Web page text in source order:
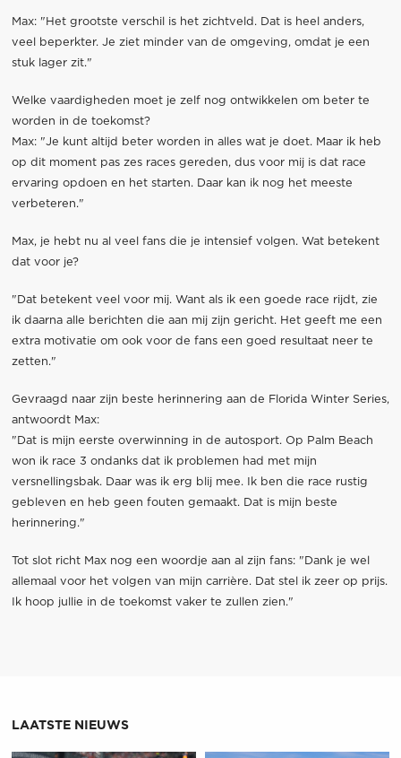
Max: "Het grootste verschil is het zichtveld. Dat is heel anders,
veel beperkter. Je ziet minder van de omgeving, omdat je een
stuk lager zit."
Welke vaardigheden moet je zelf nog ontwikkelen om beter te
worden in de toekomst?
Max: "Je kunt altijd beter worden in alles wat je doet. Maar ik heb
op dit moment pas zes races gereden, dus voor mij is dat race
ervaring opdoen en het starten. Daar kan ik nog het meeste
verbeteren."
Max, je hebt nu al veel fans die je intensief volgen. Wat betekent
dat voor je?
"Dat betekent veel voor mij. Want als ik een goede race rijdt, zie
ik daarna alle berichten die aan mij zijn gericht. Het geeft me een
extra motivatie om ook voor de fans een goed resultaat neer te
zetten."
Gevraagd naar zijn beste herinnering aan de Florida Winter Series,
antwoordt Max:
"Dat is mijn eerste overwinning in de autosport. Op Palm Beach
won ik race 3 ondanks dat ik problemen had met mijn
versnellingsbak. Daar was ik erg blij mee. Ik ben die race rustig
gebleven en heb geen fouten gemaakt. Dat is mijn beste
herinnering."
Tot slot richt Max nog een woordje aan al zijn fans: "Dank je wel
allemaal voor het volgen van mijn carrière. Dat stel ik zeer op prijs.
Ik hoop jullie in de toekomst vaker te zullen zien."
LAATSTE NIEUWS